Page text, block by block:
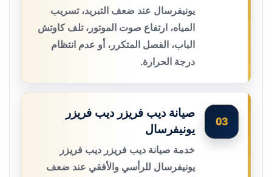
يونيفرسال عند ضعف التبريد، تسريب
المياه، ارتفاع صوت الموتور، تلف كاوتش
الباب، الفصل المتكرر، أو عدم انتظام
درجة الحرارة.
03
صيانة ديب فريزر ديب فريزر
يونيفرسال
خدمة صيانة ديب فريزر ديب فريزر
يونيفرسال للرأسي والأفقي عند ضعف